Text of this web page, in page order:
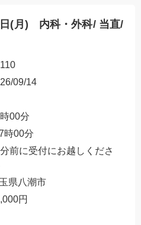
日(月) 内科・外科/ 当直/
09/14
00分
時00分
前に受付にお越しくださ
県八潮市
円